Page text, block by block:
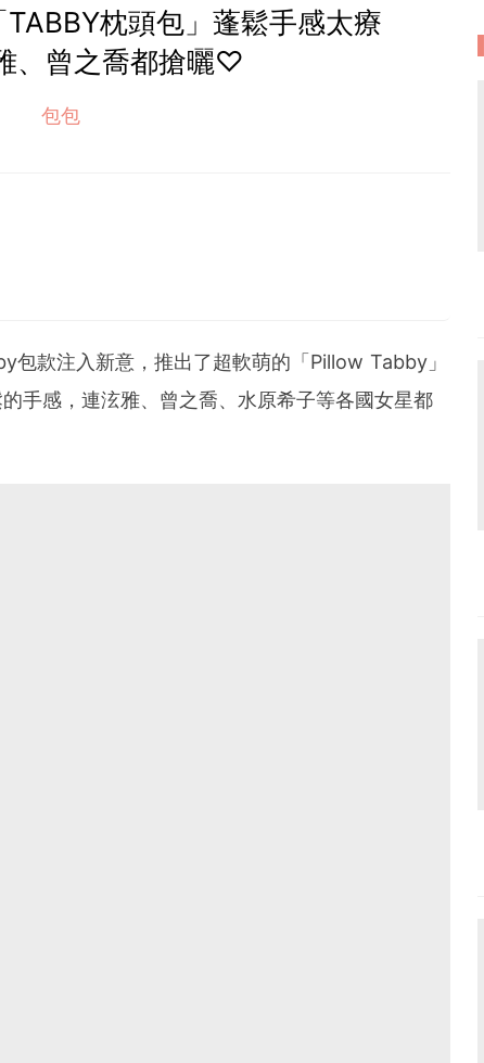
枕頭包」蓬鬆手感太療
、曾之喬都搶曬♡
包包
包款注入新意，推出了超軟萌的「Pillow Tabby」
手感，連泫雅、曾之喬、水原希子等各國女星都